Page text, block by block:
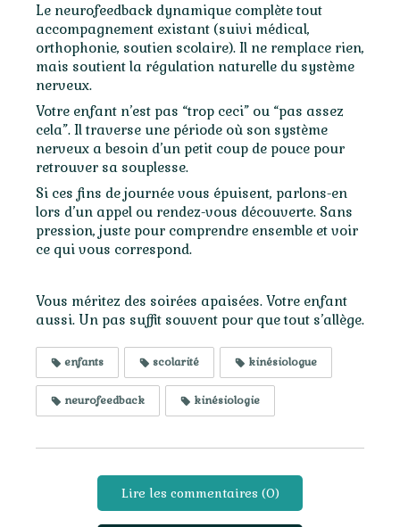
Le neurofeedback dynamique complète tout
accompagnement existant (suivi médical,
orthophonie, soutien scolaire). Il ne remplace rien,
mais soutient la régulation naturelle du système
nerveux.
Votre enfant n’est pas “trop ceci” ou “pas assez
cela”. Il traverse une période où son système
nerveux a besoin d’un petit coup de pouce pour
retrouver sa souplesse.
Si ces fins de journée vous épuisent, parlons-en
lors d’un appel ou rendez-vous découverte. Sans
pression, juste pour comprendre ensemble et voir
ce qui vous correspond.
Vous méritez des soirées apaisées. Votre enfant
aussi. Un pas suffit souvent pour que tout s’allège.
enfants scolarité kinésiologue
neurofeedback kinésiologie
Lire les commentaires (0)